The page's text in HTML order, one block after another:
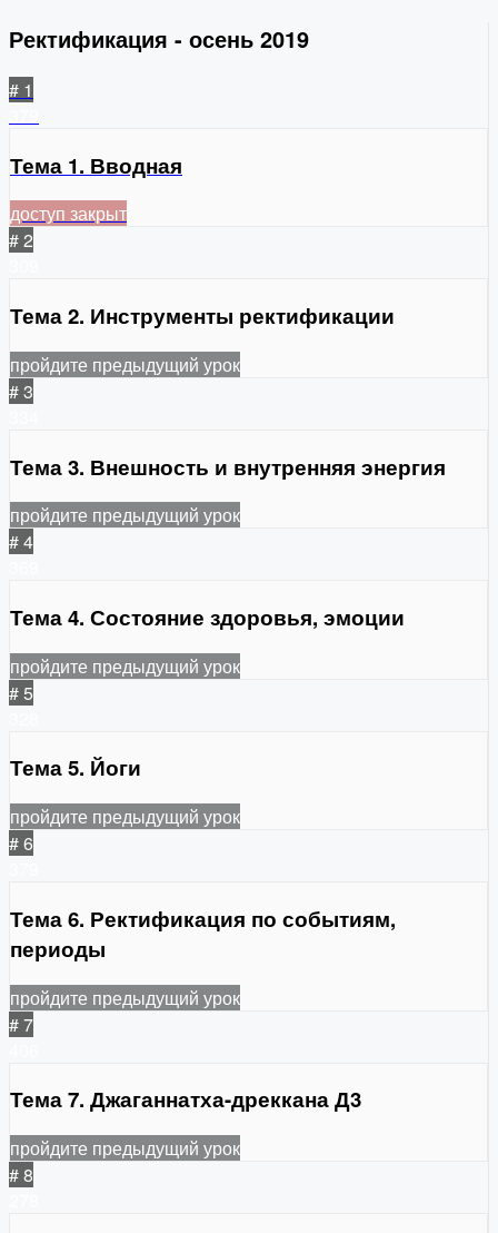
Ректификация - осень 2019
# 1
Тема 1. Вводная
доступ закрыт
# 2
Тема 2. Инструменты ректификации
пройдите предыдущий урок
# 3
Тема 3. Внешность и внутренняя энергия
пройдите предыдущий урок
# 4
Тема 4. Состояние здоровья, эмоции
пройдите предыдущий урок
# 5
Тема 5. Йоги
пройдите предыдущий урок
# 6
Тема 6. Ректификация по событиям,
периоды
пройдите предыдущий урок
# 7
Тема 7. Джаганнатха-дреккана Д3
пройдите предыдущий урок
# 8